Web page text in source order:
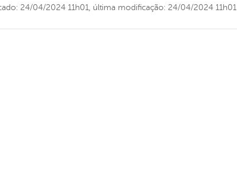
24/04/2024 11h01, última modificação: 24/04/2024 11h01